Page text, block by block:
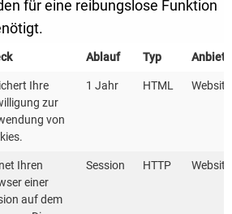
für eine reibungslose Funktion
Ablauf Typ
Ihre
zur
von
1 Jahr HTML Website
Ihren
einer
auf dem
Session HTTP Website